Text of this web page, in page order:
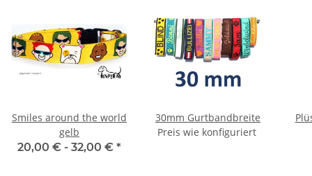
Smiles around the world
gelb
20,00 € - 32,00 € *
30mm Gurtbandbreite
Preis wie konfiguriert